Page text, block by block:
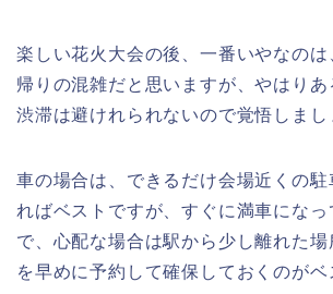
楽しい花火大会の後、一番いやなの
帰りの混雑だと思いますが、やはりあ
渋滞は避けれられないので覚悟しまし
車の場合は、できるだけ会場近くの
ればベストですが、すぐに満車にな
で、心配な場合は駅から少し離れた
を早めに予約して確保しておくのがベ